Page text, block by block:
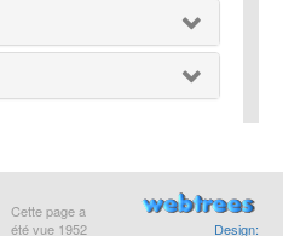
Cette page a
été vue 1952 Design: